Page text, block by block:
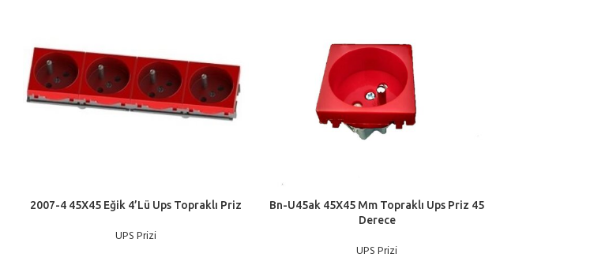
2007-4 45X45 Eğik 4’Lü Ups Topraklı Priz
UPS Prizi
Bn-U45ak 45X45 Mm Topraklı Ups Priz 45
Derece
UPS Prizi